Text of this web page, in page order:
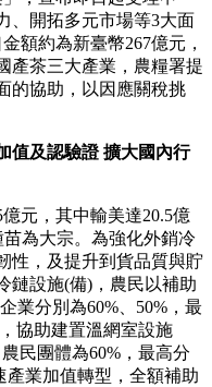
、開拓多元市場等3大面
額約為新臺幣267億元，
產茶三大產業，農糧署提
的協助，以因應關稅挑
值及認驗證 擴大國內行
元，其中輸美達20.5億
為大宗。為強化外銷冷
性，及提升到貨品質與貯
鏈設施(備)，農民以補助
業分別為60%、50%，最
協助建置溫網室設施
民團體為60%，最高分
產業加值轉型，全額補助